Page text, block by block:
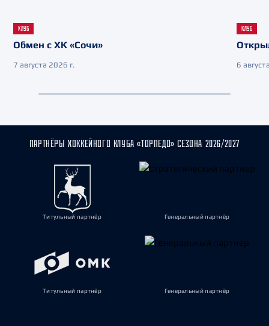
КЛУБ
Обмен с ХК «Сочи»
7 августа 2026 г.
КЛУБ
6
ПАРТНЁРЫ ХОККЕЙНОГО КЛУБА «ТОРПЕДО» СЕЗОНА 2026/2027
Титульный партнёр Генеральный партнёр
Титульный партнёр Генеральный партнёр